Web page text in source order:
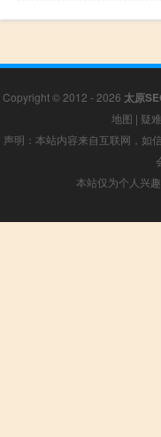
Copyright © 2012 - 2026 太原
地图 | 疑
声明：本站内容来自互联网，如
本站仅为个人兴